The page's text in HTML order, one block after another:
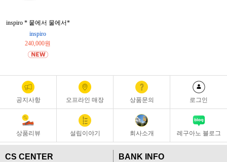
inspiro * 뭍에서 물에서*
inspiro
240,000원
공지사항 오프라인 매장 상품문의 로그인
상품리뷰 설립이야기 회사소개 레구아노 블로그
CS CENTER
BANK INFO